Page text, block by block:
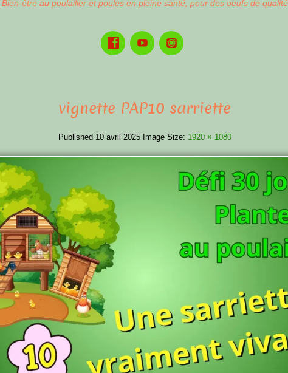
Bien-être au poulailler et poules en pleine santé, pour des oeufs de qualité
vignette PAP10 sarriette
Published 10 avril 2025 Image Size: 1920 × 1080